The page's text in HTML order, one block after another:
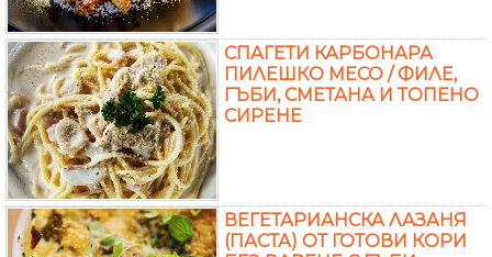
СПАГЕТИ КАРБОНАРА
ПИЛЕШКО МЕСО / ФИЛЕ,
ГЪБИ, СМЕТАНА И ТОПЕНО
СИРЕНЕ
ВЕГЕТАРИАНСКА ЛАЗАНЯ
(ПАСТА) ОТ ГОТОВИ КОРИ